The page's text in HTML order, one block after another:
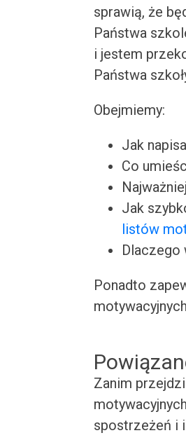
sprawią, że
Państwa
i jestem
Państwa
Obejmiemy:
Jak
Co
Jak
listów
Dlaczego
Ponadto
Zanim
spostrzeżeń i